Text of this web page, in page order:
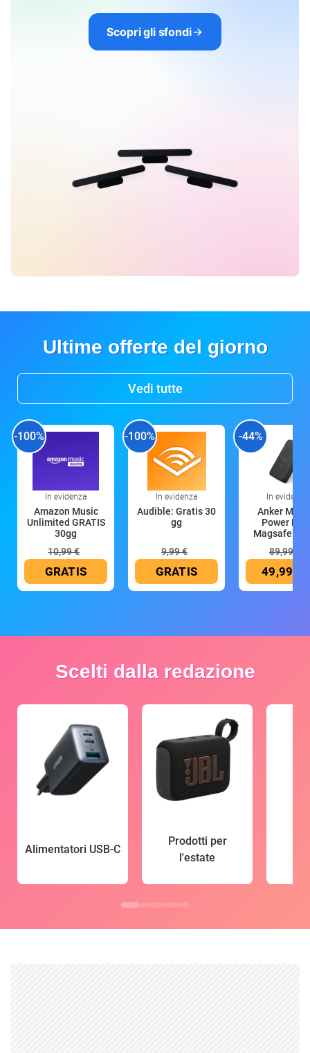
Scopri gli sfondi
Ultime offerte del giorno
Vedi tutte
-100%
In evidenza
Amazon Music
Unlimited GRATIS
30gg
10,99 €
GRATIS
-100%
In evidenza
Audible: Gratis 30
gg
9,99 €
GRATIS
-44%
In evidenza
Anker
Power
Magsafe
89,99 €
49,99 €
Scelti dalla redazione
Alimentatori USB-C
Prodotti per
l'estate